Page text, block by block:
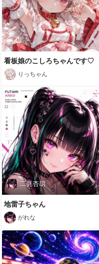
看板娘のこしろちゃんです♡
りっちゃん
二見杏胡
地雷子ちゃん
がれな